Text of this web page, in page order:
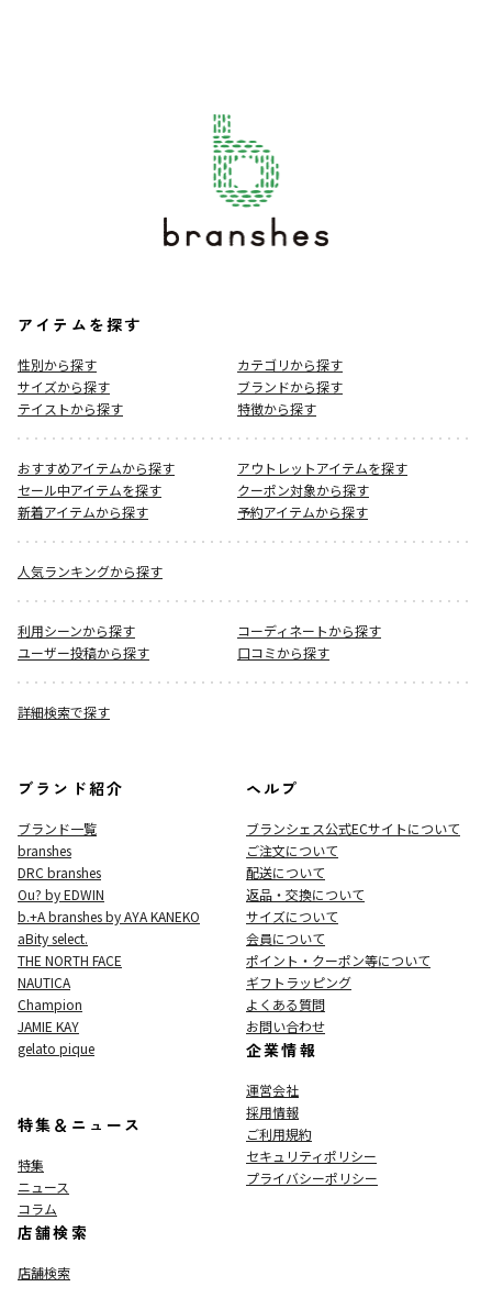
アイテムを探す
性別から探す
カテゴリから探す
サイズから探す
ブランドから探す
テイストから探す
特徴から探す
おすすめアイテムから探す
アウトレットアイテムを探す
セール中アイテムを探す
クーポン対象から探す
新着アイテムから探す
予約アイテムから探す
人気ランキングから探す
利用シーンから探す
コーディネートから探す
ユーザー投稿から探す
口コミから探す
詳細検索で探す
ブランド紹介
ブランド一覧
branshes
DRC branshes
Ou? by EDWIN
b.+A branshes by AYA KANEKO
aBity select.
THE NORTH FACE
NAUTICA
Champion
JAMIE KAY
gelato pique
特集＆ニュース
特集
ニュース
コラム
店舗検索
店舗検索
ヘルプ
ブランシェス公式ECサイトについて
ご注文について
配送について
返品・交換について
サイズについて
会員について
ポイント・クーポン等について
ギフトラッピング
よくある質問
お問い合わせ
企業情報
運営会社
採用情報
ご利用規約
セキュリティポリシー
プライバシーポリシー